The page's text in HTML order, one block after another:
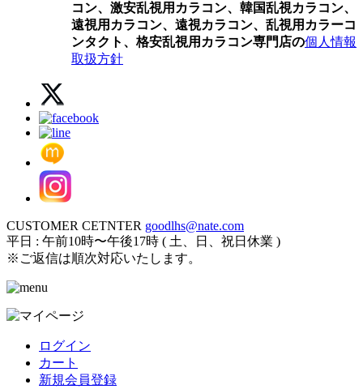
コン、激安乱視用カラコン、韓国乱視カラコン、
遠視用カラコン、遠視カラコン、乱視用カラーコ
ンタクト、格安乱視用カラコン専門店の個人情報
取扱方針
CUSTOMER CETNTER goodlhs@nate.com
平日 : 午前10時〜午後17時 ( 土、日、祝日休業 )
※ご返信は順次対応いたします。
ログイン
カート
新規会員登録